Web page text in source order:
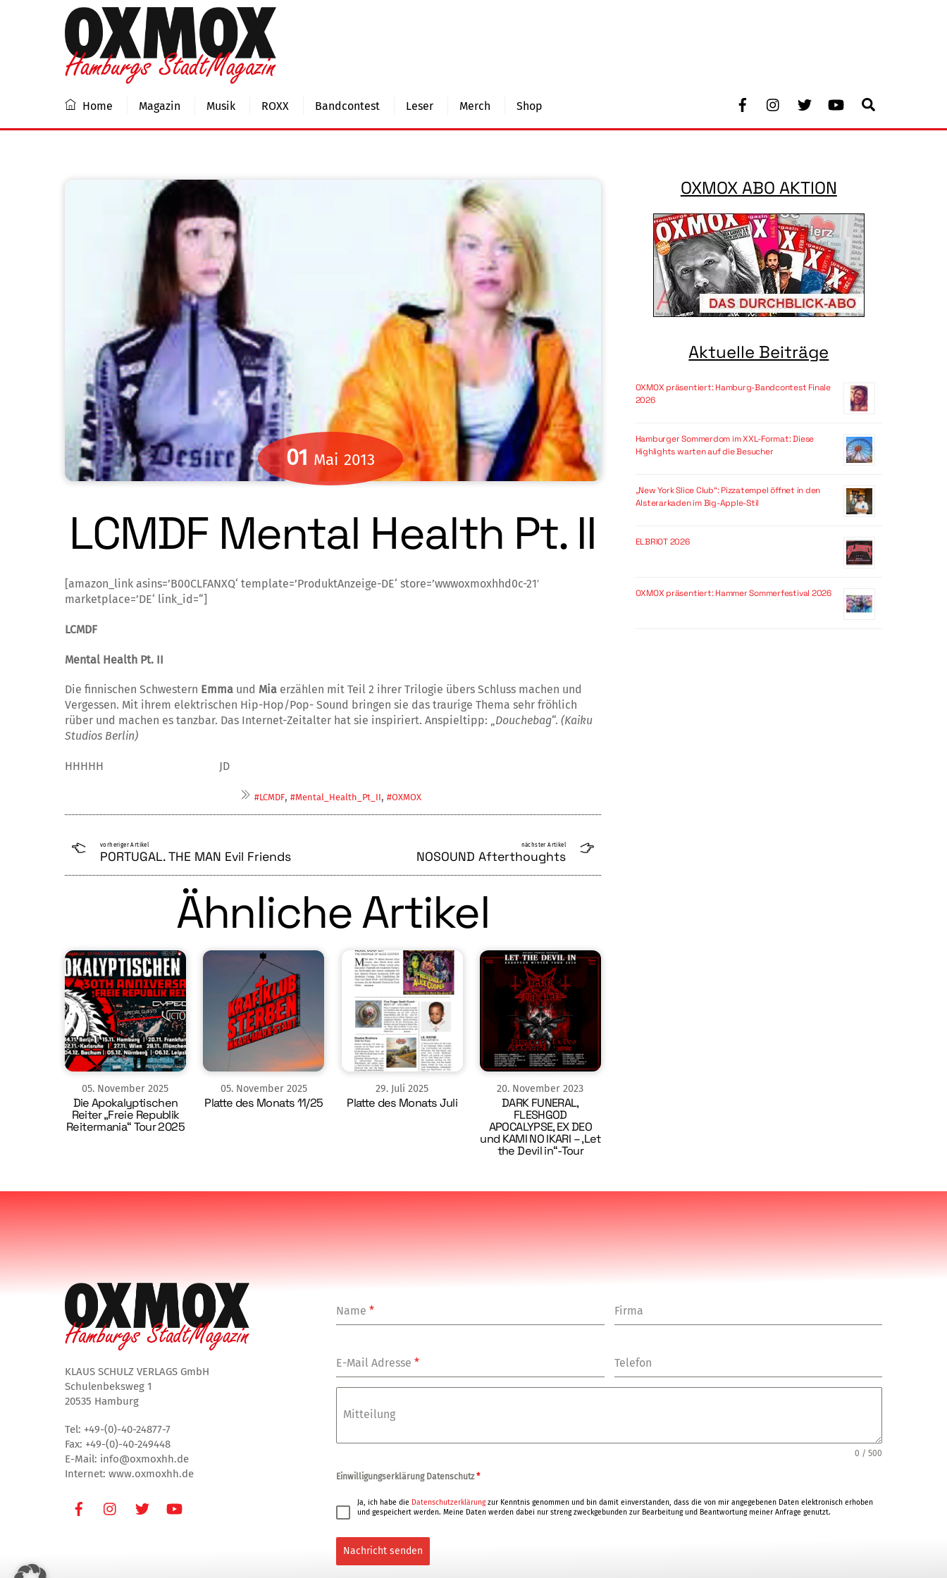
Facebook Youtube
Home Magazin Musik ROXX Bandcontest Leser Merch Shop
01 Mai 2013
LCMDF Mental Health Pt. II
[amazon_link asins=’B00CLFANXQ‘ template=’ProduktAnzeige-DE‘ store=’wwwoxmoxhhd0c-21′
marketplace=’DE‘ link_id=“]
LCMDF
Mental Health Pt. II
Die finnischen Schwestern Emma und Mia erzählen mit Teil 2 ihrer Trilogie übers Schluss machen und
Vergessen. Mit ihrem elektrischen Hip-Hop/Pop- Sound bringen sie das traurige Thema sehr fröhlich
rüber und machen es tanzbar. Das Internet-Zeitalter hat sie inspiriert. Anspieltipp: „Douchebag“. (Kaiku
Studios Berlin)
HHHHH JD
#LCMDF, #Mental_Health_Pt_II, #OXMOX
vorheriger Artikel
PORTUGAL. THE MAN Evil Friends
nächster Artikel
NOSOUND Afterthoughts
Ähnliche Artikel
05. November 2025
Die Apokalyptischen
Reiter „Freie Republik
Reitermania“ Tour 2025
05. November 2025
Platte des Monats 11/25
29. Juli 2025
Platte des Monats Juli
20. November 2023
DARK FUNERAL,
FLESHGOD
APOCALYPSE, EX DEO
und KAMI NO IKARI – ‚Let
the Devil in“-Tour
OXMOX ABO AKTION
Aktuelle Beiträge
OXMOX präsentiert: Hamburg-Bandcontest Finale
2026
Hamburger Sommerdom im XXL-Format: Diese
Highlights warten auf die Besucher
„New York Slice Club“: Pizzatempel öffnet in den
Alsterarkaden im Big-Apple-Stil
ELBRIOT 2026
OXMOX präsentiert: Hammer Sommerfestival 2026
KLAUS SCHULZ VERLAGS GmbH
Schulenbeksweg 1
20535 Hamburg
Tel: +49-(0)-40-24877-7
Fax: +49-(0)-40-249448
E-Mail: info@oxmoxhh.de
Internet: www.oxmoxhh.de
Facebook
Name* Firma
E-Mail Adresse* Telefon
Mitteilung
0 / 500
Einwilligungserklärung Datenschutz*
Ja, ich habe die Datenschutzerklärungzur Kenntnis genommen und bin damit einverstanden, dass die von mir angegebenen Daten elektronisch erhoben
und gespeichert werden. Meine Daten werden dabei nur streng zweckgebunden zur Bearbeitung und Beantwortung meiner Anfrage genutzt.
Nachricht senden